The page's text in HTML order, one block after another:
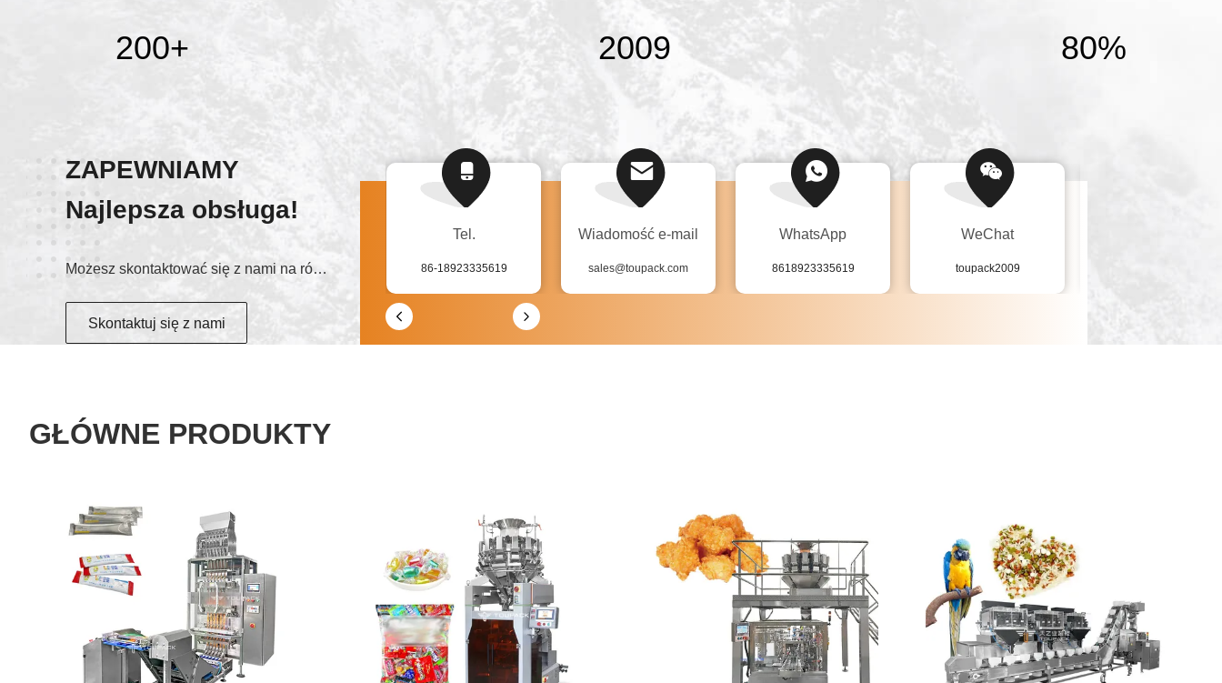
200+ 2009 80%
ZAPEWNIAMY
Najlepsza obsługa!
Możesz skontaktować się z nami na różne sposoby
Skontaktuj się z nami
WeChat
toupack2009
Tel.
86-18923335619
Wiadomość e-mail
sales@toupack.com
WhatsApp
8618923335619
WeChat
toupack2009
GŁÓWNE PRODUKTY